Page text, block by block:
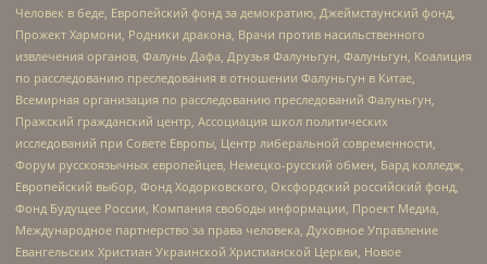
Человек в беде, Европейский фонд за демократию, Джеймстаунский фонд,
Прожект Хармони, Родники дракона, Врачи против насильственного
извлечения органов, Фалунь Дафа, Друзья Фалуньгун, Фалуньгун, Коалиция
по расследованию преследования в отношении Фалуньгун в Китае,
Всемирная организация по расследованию преследований Фалуньгун,
Пражский гражданский центр, Ассоциация школ политических
исследований при Совете Европы, Центр либеральной современности,
Форум русскоязычных европейцев, Немецко-русский обмен, Бард колледж,
Европейский выбор, Фонд Ходорковского, Оксфордский российский фонд,
Фонд Будущее России, Компания свободы информации, Проект Медиа,
Международное партнерство за права человека, Духовное Управление
Евангельских Христиан Украинской Христианской Церкви, Новое